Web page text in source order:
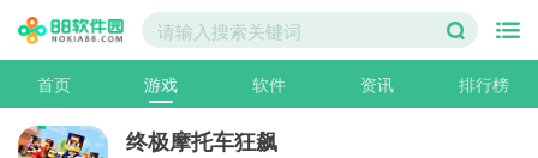
首页 游戏 软件 资讯 排行榜
终极摩托车狂飙